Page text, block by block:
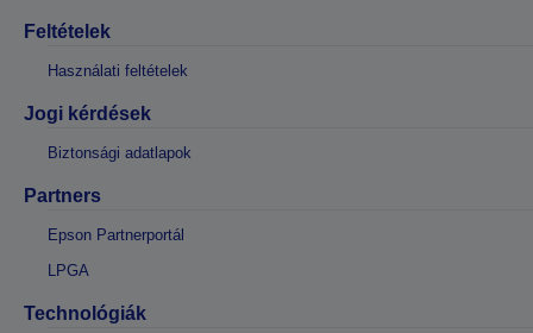
Feltételek
Használati feltételek
Jogi kérdések
Biztonsági adatlapok
Partners
Epson Partnerportál
LPGA
Technológiák